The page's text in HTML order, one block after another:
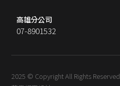
高雄分公司
07-8901532
2025 © Copyright All Rights Reserved